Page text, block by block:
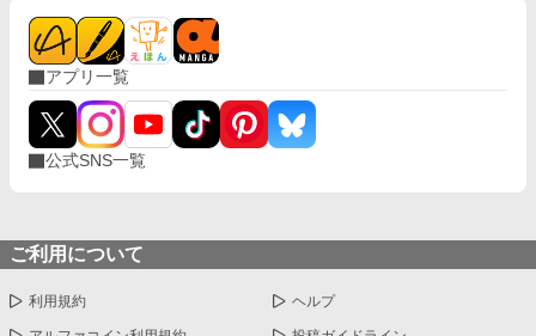
アプリ一覧
公式SNS一覧
ご利用について
利用規約 ヘルプ